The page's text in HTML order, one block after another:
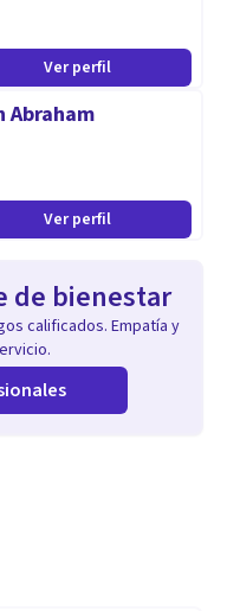
Ver perfil
Abraham
Ver perfil
de bienestar
calificados. Empatía y